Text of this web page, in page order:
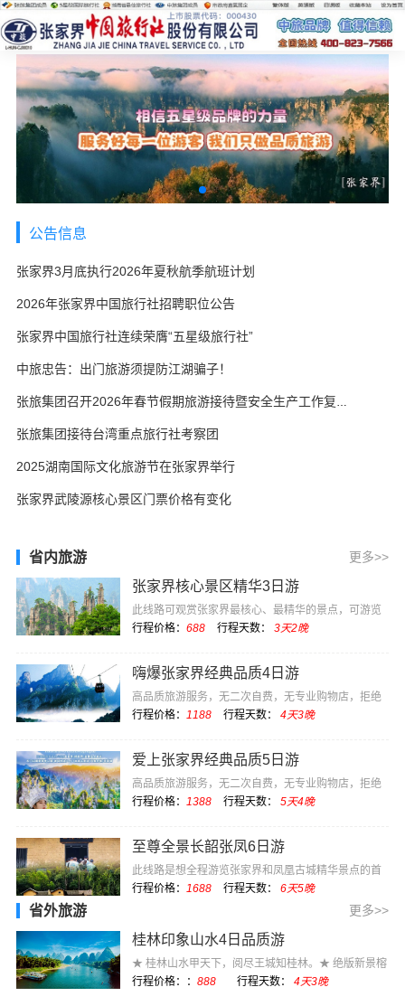
公告信息
张家界3月底执行2026年夏秋航季航班计划
2026年张家界中国旅行社招聘职位公告
张家界中国旅行社连续荣膺“五星级旅行社”
中旅忠告：出门旅游须提防江湖骗子！
张旅集团召开2026年春节假期旅游接待暨安全生产工作复盘会
张旅集团接待台湾重点旅行社考察团
2025湖南国际文化旅游节在张家界举行
张家界武陵源核心景区门票价格有变化
省内旅游 更多>>
张家界核心景区精华3日游
此线路可观赏张家界最核心、最精华的景点，可游览
电影《阿凡达》···
行程价格： 688 行程天数： 3天2晚
嗨爆张家界经典品质4日游
高品质旅游服务，无二次自费，无专业购物店，拒绝
低价坑团
行程价格： 1188 行程天数： 4天3晚
爱上张家界经典品质5日游
高品质旅游服务，无二次自费，无专业购物店，拒绝
低价坑团
行程价格： 1388 行程天数： 5天4晚
至尊全景长韶张凤6日游
此线路是想全程游览张家界和凤凰古城精华景点的首
选，长沙开始长···
行程价格： 1688 行程天数： 6天5晚
省外旅游 更多>>
桂林印象山水4日品质游
★ 桂林山水甲天下，阅尽王城知桂林。★ 绝版新景榕
杉湖，演绎着···
行程价格：： 888 行程天数： 4天3晚